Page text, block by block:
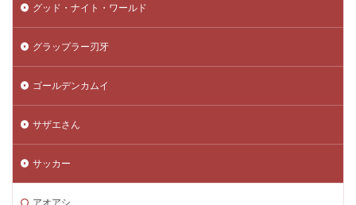
グッド・ナイト・ワールド
グラップラー刃牙
ゴールデンカムイ
サザエさん
サッカー
アオアシ